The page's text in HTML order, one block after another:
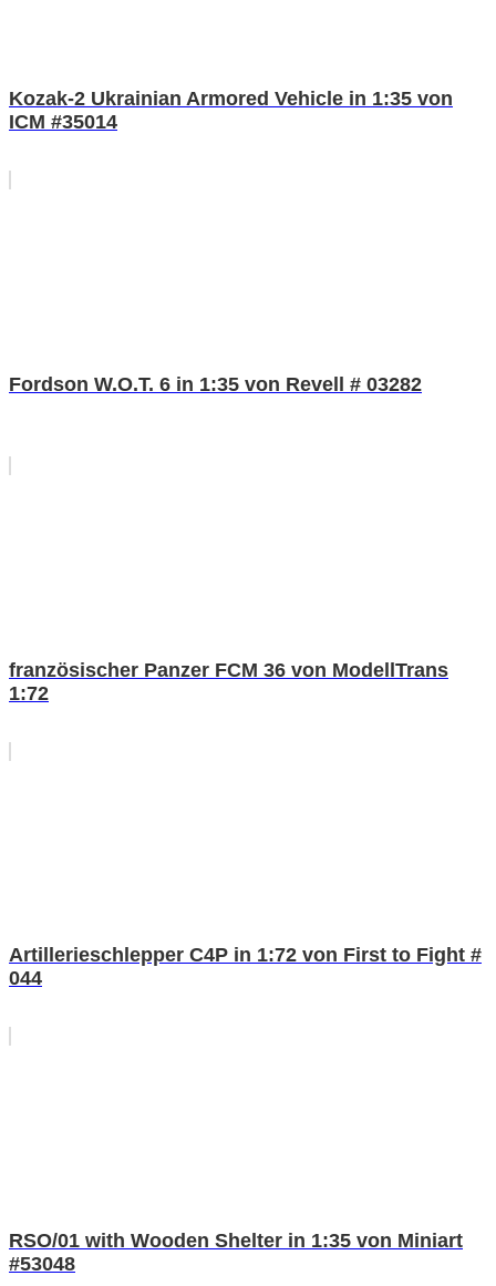
Kozak-2 Ukrainian Armored Vehicle in 1:35 von
ICM #35014
Fordson W.O.T. 6 in 1:35 von Revell # 03282
französischer Panzer FCM 36 von ModellTrans
1:72
Artillerieschlepper C4P in 1:72 von First to Fight #
044
RSO/01 with Wooden Shelter in 1:35 von Miniart
#53048